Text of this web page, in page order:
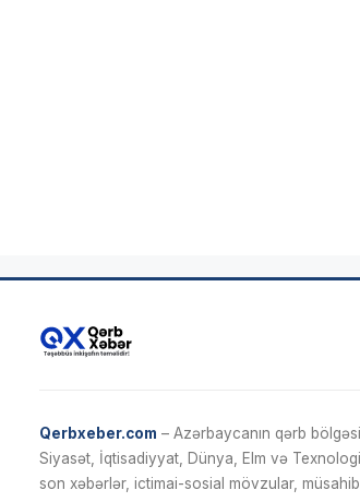
Qerbxeber.com – Azərbaycanın qərb
Siyasət, İqtisadiyyat, Dünya, Elm və
son xəbərlər, ictimai-sosial mövzular,